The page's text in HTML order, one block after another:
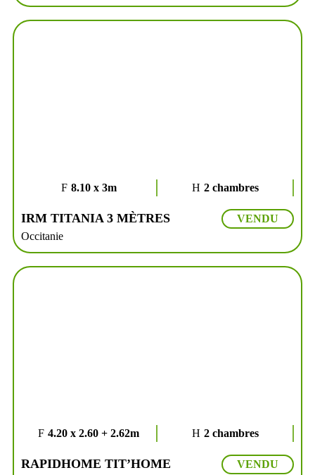
8.10 x 3m 2 chambres
IRM TITANIA 3 MÈTRES
Occitanie
VENDU
4.20 x 2.60 + 2.62m 2 chambres
RAPIDHOME TIT’HOME VENDU